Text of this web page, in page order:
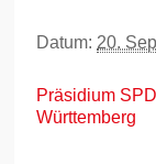
Datum: 20.
Präsidium
Württemberg